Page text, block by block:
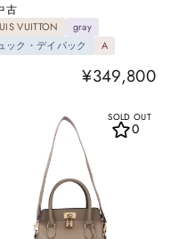
古
VUITTON
gray
ック・デイパック
A
¥349,800
SOLD OUT
0